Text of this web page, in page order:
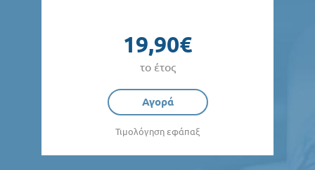
19,90€
το έτος
Αγορά
Τιμολόγηση εφάπαξ